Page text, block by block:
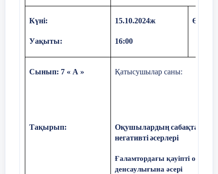
Күні:
Уақыты:
15.10.2024ж
16:00
Сынып: 7 « А »
Тақырып:
Қатысушылар саны:
Оқушылардыңсабақтан
негативтіәсерлері
Ғаламтордағы қауіпті
денсаулығына әсері